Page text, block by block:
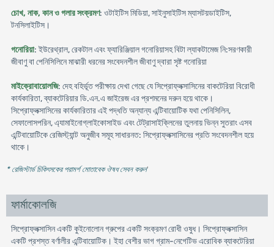
চোখ, নাক, কান ও গলার সংক্রমণ: ওটাইটিস মিডিয়া, সাইনুসাইটিস ম্যাসটয়ডাইটিস,
টনসিলাইটিস।
গনোরিয়া: ইউরেথ্রাল, রেকটাল এবং ফ্যারিঞ্জিয়াল গনোরিয়াসহ বিটা ল্যাকটামেজ নি:সরণকারী
জীবাণু বা পেনিসিলিনে মাঝারী ধরনের সংবেদনশীল জীবাণু দ্বারা সৃষ্ট গনোরিয়া
মাইক্রোবায়োলজি: দেহ বহির্ভূত পরীক্ষায় দেখা গেছে যে সিপ্রোফ্লক্সাসিনের বাকটেরিয়া বিরোধী
কার্যকারিতা, ব্যাকটেরিয়ার ডি.এন.এ জাইরেজ এর প্রশমনের দরুন হয়ে থাকে।
সিপ্রোফ্লক্সাসিনের কার্যকারিতার এই পদ্ধতি অন্যান্য এন্টিবায়োটিক যথা পেনিসিলিন,
সেফালোসপরিন, এ্যামাইনোগ্লাইকোসাইড এবং টেট্রাসাইক্লিনের তুলনায় ভিন্ন সুতরাং এসব
এন্টিবায়োটিকে রেজিস্ট্যান্ট অনুজীব সমূহ সাধারনত: সিপ্রোফ্লক্সাসিনের প্রতি সংবেদনশীল হয়ে
থাকে।
* রেজিস্টার্ড চিকিৎসকের পরামর্শ মোতাবেক ঔষধ সেবন করুন'
ফার্মাকোলজি
সিপ্রোফ্লক্সাসিন একটি কুইনোলোন গ্রুপের একটি সংক্রমণ রোধী ওষুধ। সিপ্রোফ্লক্সাসিন
একটি প্রশস্ত বর্ণালীর এন্টিবায়োটিক। ইহা বেশীর ভাগ গ্রাম-নেগেটিভ এরোবিক ব্যাকটেরিয়া